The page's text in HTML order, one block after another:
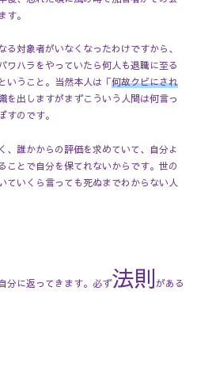
す。
対象者がいなくなったわけですから、
ワハラをやっていたら何人も退職に至る
いうこと。当然本人は「何故クビにされ
を出しますがまずこういう人間は何言っ
すのです。
、誰かからの評価を求めていて、自分よ
ことで自分を保てれないからです。世の
ていくら言っても死ぬまでわからない人
分に返ってきます。必ず法則がある